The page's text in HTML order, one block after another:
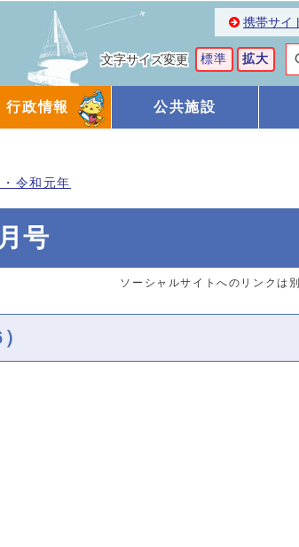
携帯サイ
文字サイズ変更 標準 拡大
行政情報 公共施設
令和元年
号
ソーシャルサイトへのリンクは